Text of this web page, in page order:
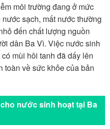
môi trường đang ở mức
sạch, mất nước thường
đến chất lượng nguồn
dân Ba Vì. Việc nước sinh
mùi hôi tanh đã dấy lên
toàn về sức khỏe của bản
nước sinh hoạt tại Ba